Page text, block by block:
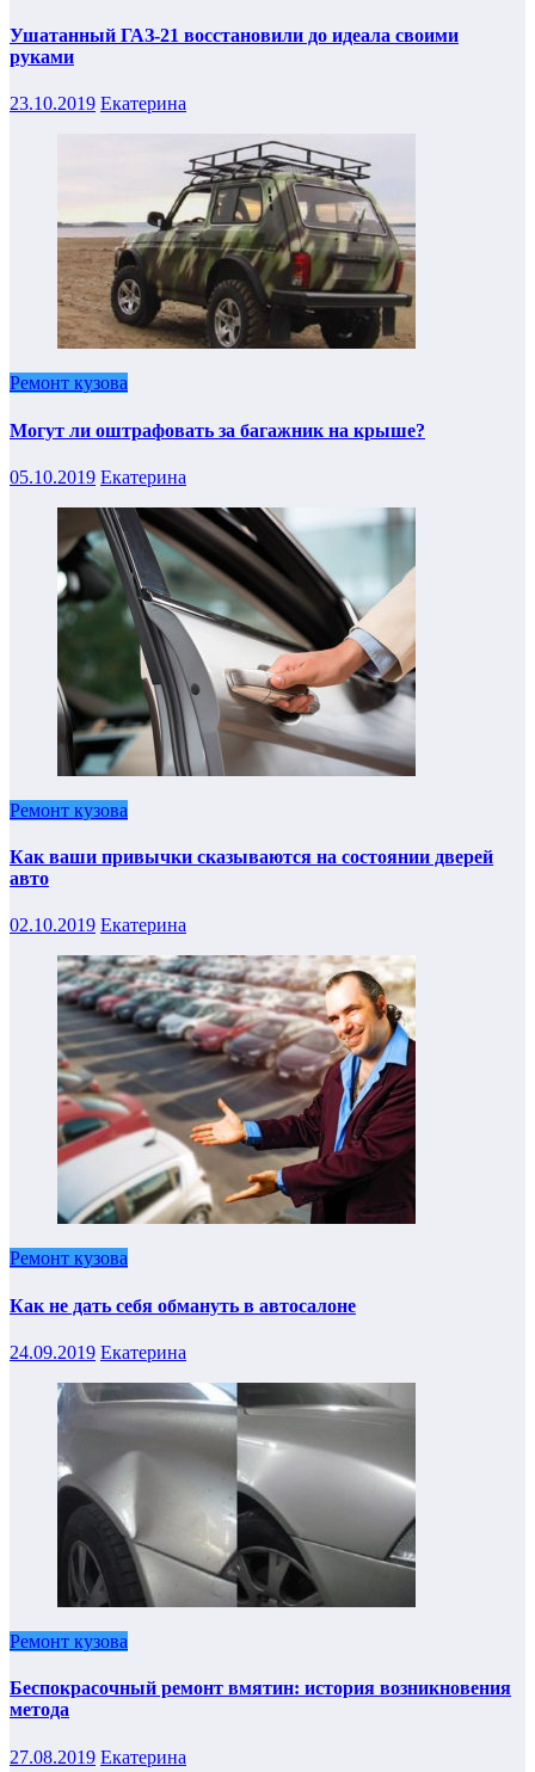
Ушатанный ГАЗ-21 восстановили до идеала своими
руками
23.10.2019 Екатерина
Ремонт кузова
Могут ли оштрафовать за багажник на крыше?
05.10.2019 Екатерина
Ремонт кузова
Как ваши привычки сказываются на состоянии дверей
авто
02.10.2019 Екатерина
Ремонт кузова
Как не дать себя обмануть в автосалоне
24.09.2019 Екатерина
Ремонт кузова
Беспокрасочный ремонт вмятин: история возникновения
метода
27.08.2019 Екатерина